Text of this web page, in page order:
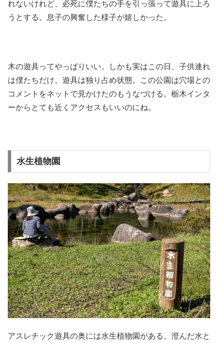
れないけれど、必死に僕たちの手を引っ張って遊具に上ろ
うとする。息子の興奮した様子が嬉しかった。
木の遊具ってやっぱりいい。しかも実はこの日、子供連れ
は僕たちだけ。遊具は独り占め状態。この公園は穴場との
コメントをネットで見かけたのもうなづける。栃木インタ
ーからとても近くアクセスもいいのにね。
水生植物園
アスレチック遊具の奥には水生植物園がある。澄んだ水と